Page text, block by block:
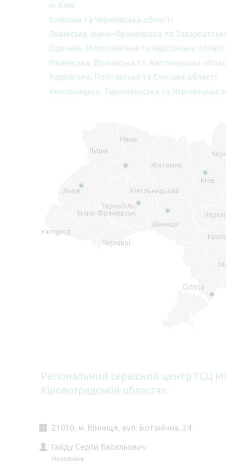
м. Київ
Київська та Чернігівська області
Львівська, Івано-Франківська та
Одеська, Миколаївська та Херсонська
Рівненська, Волинська та Житомирська
Харківська, Полтавська та Сумська області
Хмельницька, Тернопільська та Чернівецька
Чернівці
Хмельницький
Івано-Франківськ
Київ
Львів
Одеса
Рівне
Тернопіль
Вінниця
Луцьк
Ужгород
Житомир
Регіональний сервісний центр ГСЦ
Кіровоградській областях
21010, м. Вінниця, вул. Ботанічна, 24
Гайду Сергій Васильович
Начальник